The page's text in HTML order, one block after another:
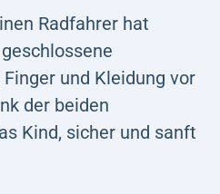
Radfahrer hat
und Kleidung vor
der beiden
Kind, sicher und sanft